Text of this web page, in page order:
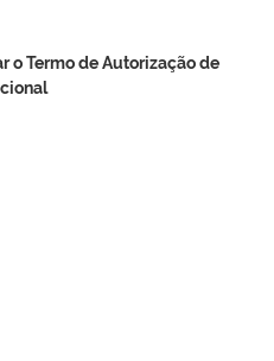
o Termo de Autorização de